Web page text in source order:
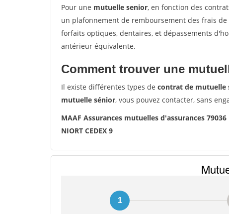
Pour une mutuelle senior, en fonction des
un plafonnement de remboursement des frais
forfaits optiques, dentaires, et dépassements
antérieur équivalente.
Comment trouver une
Il existe différentes types de contrat de mutuelle
mutuelle sénior, vous pouvez contacter, sans
MAAF Assurances mutuelles d'assurances 79036
NIORT CEDEX 9